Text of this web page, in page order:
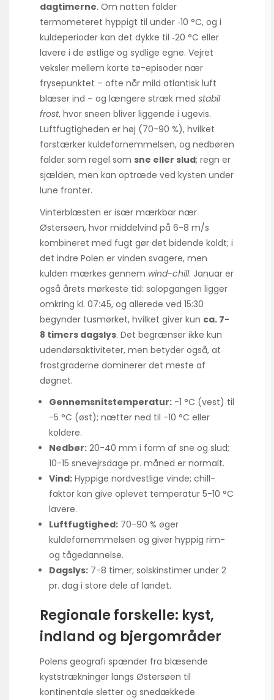
dagtimerne. Om natten falder
termometeret hyppigt til under ‑10 °C, og i
kuldeperioder kan det dykke til ‑20 °C eller
lavere i de østlige og sydlige egne. Vejret
veksler mellem korte tø-episoder nær
frysepunktet – ofte når mild atlantisk luft
blæser ind – og længere stræk med stabil
frost, hvor sneen bliver liggende i ugevis.
Luftfugtigheden er høj (70-90 %), hvilket
forstærker kuldefornemmelsen, og nedbøren
falder som regel som sne eller slud; regn er
sjælden, men kan optræde ved kysten under
lune fronter.
Vinterblæsten er især mærkbar nær
Østersøen, hvor middelvind på 6-8 m/s
kombineret med fugt gør det bidende koldt; i
det indre Polen er vinden svagere, men
kulden mærkes gennem wind-chill. Januar er
også årets mørkeste tid: solopgangen ligger
omkring kl. 07:45, og allerede ved 15:30
begynder tusmørket, hvilket giver kun ca. 7-
8 timers dagslys. Det begrænser ikke kun
udendørsaktiviteter, men betyder også, at
frostgraderne dominerer det meste af
døgnet.
Gennemsnitstemperatur: -1 °C (vest) til
-5 °C (øst); nætter ned til -10 °C eller
koldere.
Nedbør: 20-40 mm i form af sne og slud;
10-15 snevejrsdage pr. måned er normalt.
Vind: Hyppige nordvestlige vinde; chill-
faktor kan give oplevet temperatur 5-10 °C
lavere.
Luftfugtighed: 70-90 % øger
kuldefornemmelsen og giver hyppig rim-
og tågedannelse.
Dagslys: 7-8 timer; solskinstimer under 2
pr. dag i store dele af landet.
Regionale forskelle: kyst,
indland og bjergområder
Polens geografi spænder fra blæsende
kyststrækninger langs Østersøen til
kontinentale sletter og snedækkede